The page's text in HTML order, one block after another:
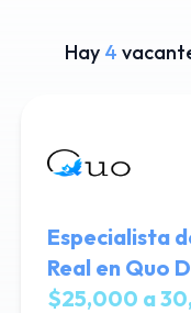
Hay 4
Especialista
Real en Quo
$25,000 a